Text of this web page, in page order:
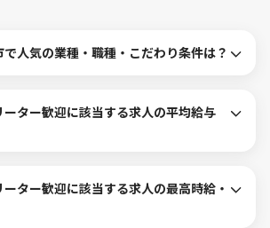
人気の業種・職種・こだわり条件は？
ター歓迎に該当する求人の平均給与
ター歓迎に該当する求人の最高時給・